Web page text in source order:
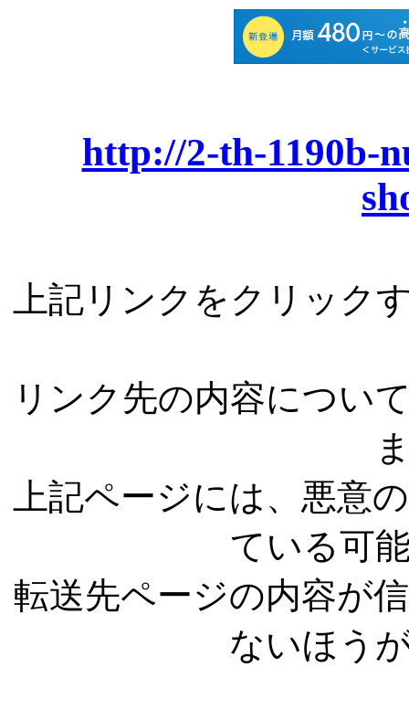
http://2-th-1190b-
上記リンクをクリック
リンク先の内容につい
上記ページには、悪意
ている可
転送先ページの内容が
ないほう